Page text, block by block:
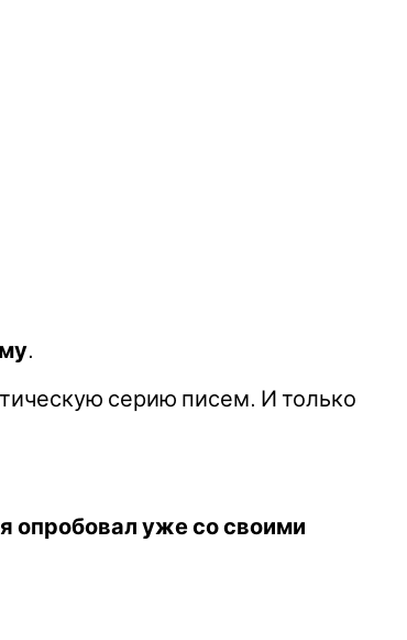
.
серию писем. И только
опробовал уже со своими